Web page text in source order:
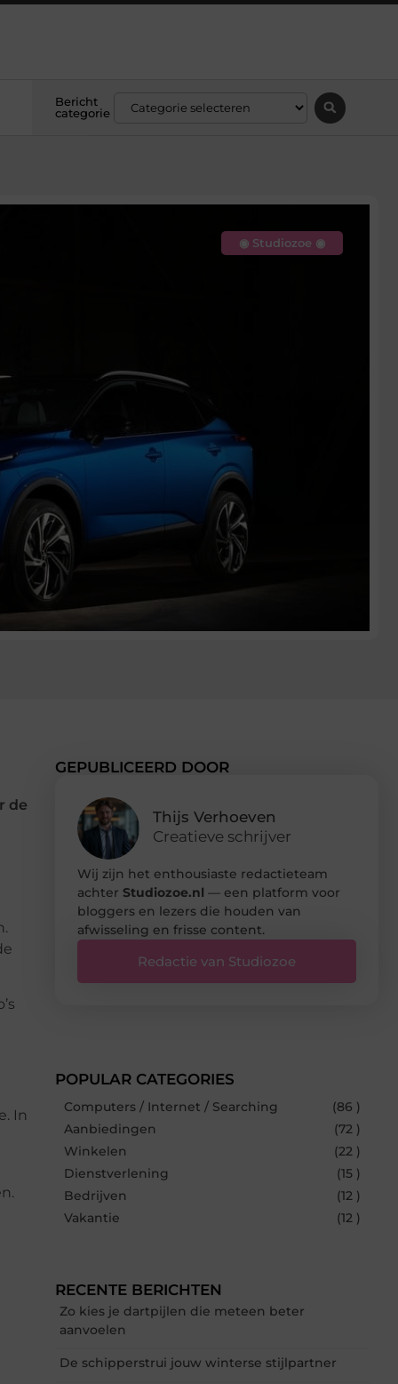
Bericht
categorie
◉ Studiozoe ◉
de
In
GEPUBLICEERD DOOR
Thijs Verhoeven
Creatieve schrijver
Wij zijn het enthousiaste redactieteam
achter Studiozoe.nl — een platform voor
bloggers en lezers die houden van
afwisseling en frisse content.
Redactie van Studiozoe
POPULAR CATEGORIES
Computers / Internet / Searching
(86 )
Aanbiedingen
(72 )
Winkelen
(22 )
Dienstverlening
(15 )
Bedrijven
(12 )
Vakantie
(12 )
RECENTE BERICHTEN
Zo kies je dartpijlen die meteen beter
aanvoelen
De schipperstrui jouw winterse stijlpartner